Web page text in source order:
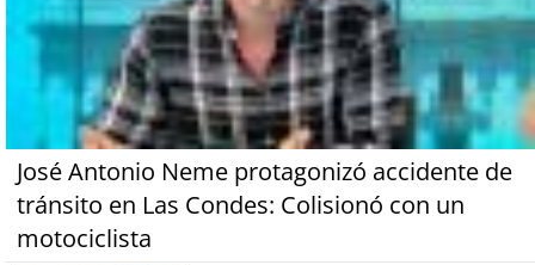
José Antonio Neme protagonizó accidente de
tránsito en Las Condes: Colisionó con un
motociclista